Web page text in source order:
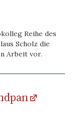
Reihe des
Scholz die
Arbeit vor.